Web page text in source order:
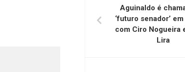
Aguinaldo é
‘futuro senador’
com Ciro Nogueira
Lira